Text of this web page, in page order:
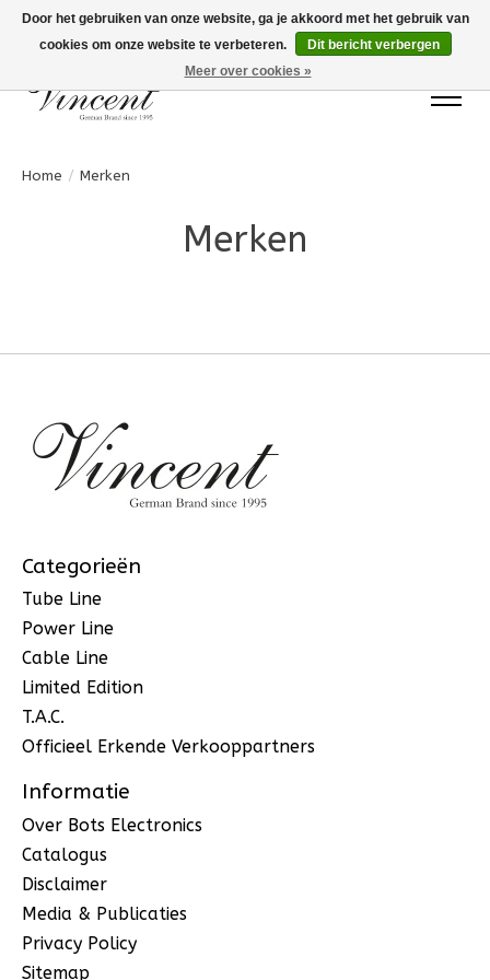
Bots Electronics T.+31 (0)40 20 71777
Home / Merken
Merken
Categorieën
Tube Line
Power Line
Cable Line
Limited Edition
T.A.C.
Officieel Erkende Verkooppartners
Informatie
Over Bots Electronics
Catalogus
Disclaimer
Media & Publicaties
Privacy Policy
Sitemap
Door het gebruiken van onze website, ga je akkoord met het gebruik van
cookies om onze website te verbeteren.
Dit bericht verbergen
Meer over cookies »